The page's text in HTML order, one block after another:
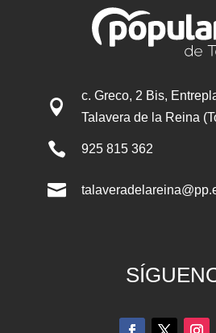

c. Greco, 2 Bis,
Talavera de la Reina
 925 815 362
